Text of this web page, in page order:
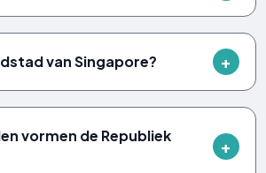
van Singapore?
vormen de Republiek